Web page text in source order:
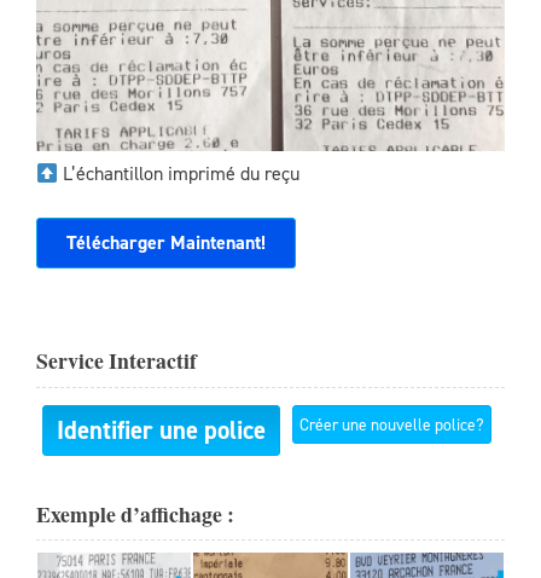
L’échantillon imprimé du reçu
Télécharger Maintenant!
Service Interactif
Identifier une police Créer une nouvelle police?
Exemple d’affichage :